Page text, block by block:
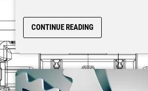
CONTINUE READING